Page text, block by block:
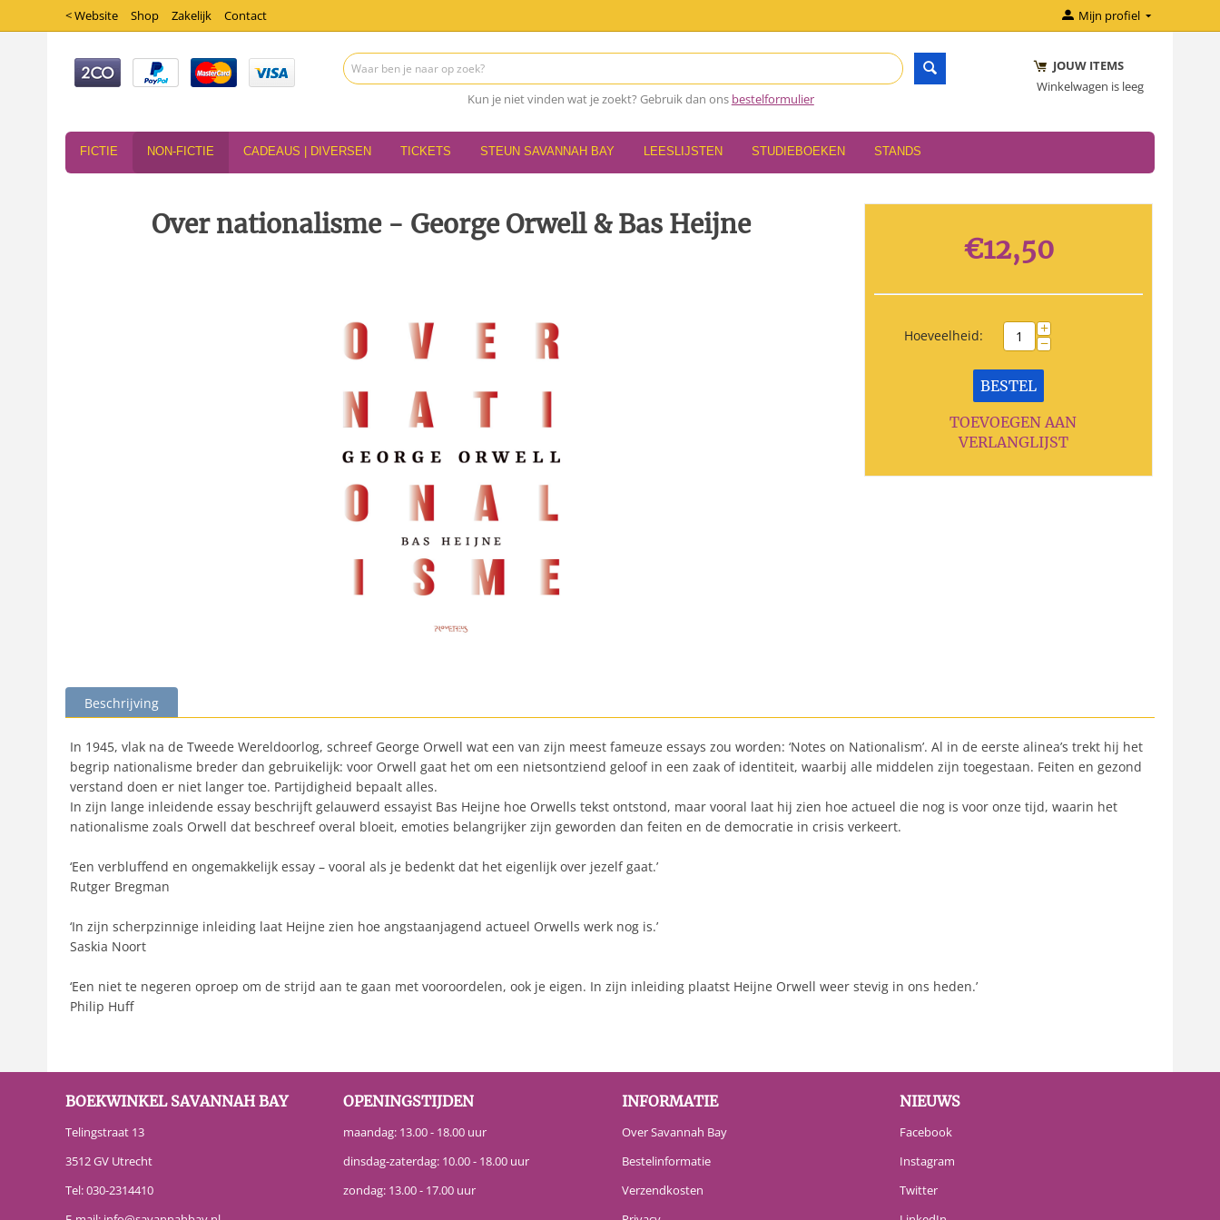
< Website Shop Zakelijk Contact Mijn profiel
Kun je niet vinden wat je zoekt? Gebruik dan ons bestelformulier
JOUW ITEMS
Winkelwagen is leeg
FICTIE NON-FICTIE CADEAUS | DIVERSEN TICKETS STEUN SAVANNAH BAY LEESLIJSTEN STUDIEBOEKEN STANDS
Over nationalisme - George Orwell & Bas Heijne
€12,50
Hoeveelheid: +
−
BESTEL
TOEVOEGEN AAN
VERLANGLIJST
Beschrijving
In 1945, vlak na de Tweede Wereldoorlog, schreef George Orwell wat een van zijn meest fameuze essays zou worden: ‘Notes on Nationalism’. Al in de eerste alinea’s trekt hij het
begrip nationalisme breder dan gebruikelijk: voor Orwell gaat het om een nietsontziend geloof in een zaak of identiteit, waarbij alle middelen zijn toegestaan. Feiten en gezond
verstand doen er niet langer toe. Partijdigheid bepaalt alles.
In zijn lange inleidende essay beschrijft gelauwerd essayist Bas Heijne hoe Orwells tekst ontstond, maar vooral laat hij zien hoe actueel die nog is voor onze tijd, waarin het
nationalisme zoals Orwell dat beschreef overal bloeit, emoties belangrijker zijn geworden dan feiten en de democratie in crisis verkeert.
‘Een verbluffend en ongemakkelijk essay – vooral als je bedenkt dat het eigenlijk over jezelf gaat.’
Rutger Bregman
‘In zijn scherpzinnige inleiding laat Heijne zien hoe angstaanjagend actueel Orwells werk nog is.’
Saskia Noort
‘Een niet te negeren oproep om de strijd aan te gaan met vooroordelen, ook je eigen. In zijn inleiding plaatst Heijne Orwell weer stevig in ons heden.’
Philip Huff
BOEKWINKEL SAVANNAH BAY
Telingstraat 13
3512 GV Utrecht
Tel:030-2314410
OPENINGSTIJDEN
maandag: 13.00 - 18.00 uur
dinsdag-zaterdag: 10.00 - 18.00 uur
zondag: 13.00 - 17.00 uur
INFORMATIE
Over Savannah Bay
Bestelinformatie
Verzendkosten
NIEUWS
Facebook
Instagram
Twitter